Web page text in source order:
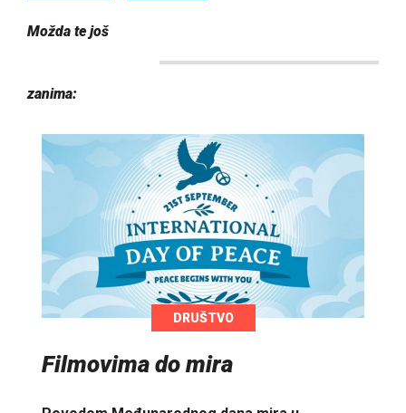
Možda te još
zanima:
DRUŠTVO
Filmovima do mira